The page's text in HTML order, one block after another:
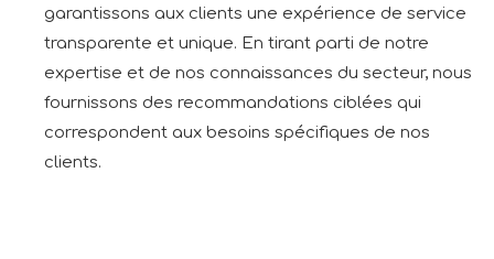
garantissons aux clients une expérience de service
transparente et unique. En tirant parti de notre
expertise et de nos connaissances du secteur, nous
fournissons des recommandations ciblées qui
correspondent aux besoins spécifiques de nos
clients.